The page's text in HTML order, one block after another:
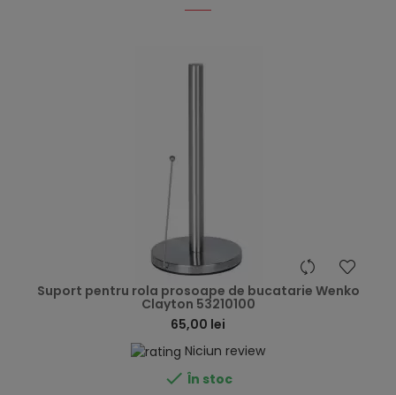
Suport pentru rola prosoape de bucatarie Wenko
Clayton 53210100
65,00 lei
Niciun review
 În stoc